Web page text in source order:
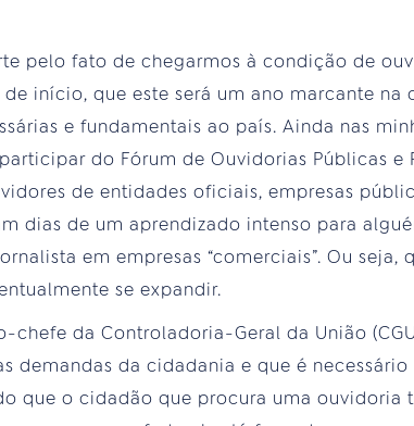
pelo fato de chegarmos à condição de
início, que este será um ano marcante na
e fundamentais ao país. Ainda nas
do Fórum de Ouvidorias Públicas e
de entidades oficiais, empresas
dias de um aprendizado intenso para
em empresas “comerciais”. Ou seja,
se expandir.
da Controladoria-Geral da União
demandas da cidadania e que é
que o cidadão que procura uma ouvidoria